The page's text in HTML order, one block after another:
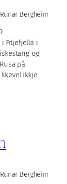
Bergheim
i Fitjefjella i
og
på
ikkje
Bergheim